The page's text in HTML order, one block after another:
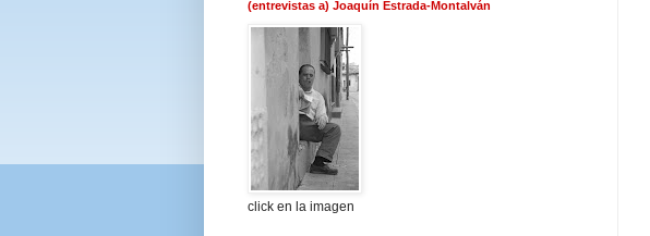
(entrevistas a) Joaquín Estrada-Montalván
click en la imagen